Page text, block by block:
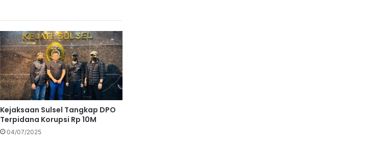
Kejaksaan Sulsel Tangkap DPO
Terpidana Korupsi Rp 10M
04/07/2025